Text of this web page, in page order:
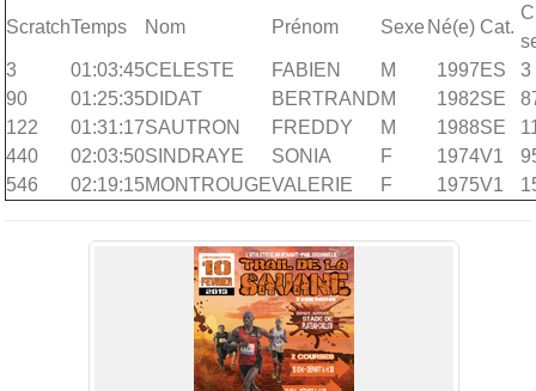
ScratchTemps Nom Prénom Sexe Né(e) Cat.
3
01:03:45CELESTE FABIEN M 1997ES
3
90
01:25:35DIDAT BERTRANDM 1982SE
122
01:31:17SAUTRON FREDDY M 1988SE
440
02:03:50SINDRAYE SONIA F 1974V1
546
02:19:15MONTROUGEVALERIE F 1975V1